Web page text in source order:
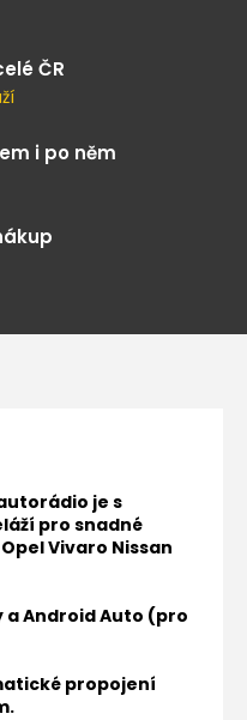
ČR
i po něm
je s
pro snadné
Vivaro Nissan
a Android Auto (pro
propojení